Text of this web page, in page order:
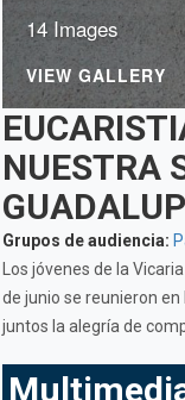
14 Images
VIEW GALLERY
NUESTRA
Grupos de audiencia:
Los jóvenes de la
de junio se reunieron
juntos la alegría de